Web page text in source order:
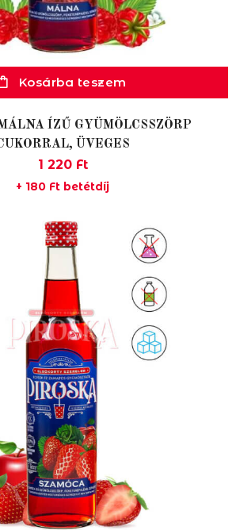
Kosárba teszem
ÍZŰ GYÜMÖLCSSZÖRP
ÜVEGES
1 220 Ft
+ 180 Ft betétdíj